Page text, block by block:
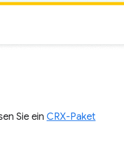
Sie ein CRX-Paket